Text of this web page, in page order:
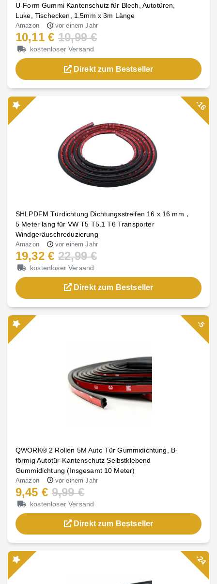
U-Form Gummi Kantenschutz für Blech, Autotüren,
Luke, Tischecken, 1.5mm x 3m Länge
Amazon vor einem Jahr
10,11 € 10,99 €
kostenloser Versand
Direkt zum Bestseller
SHLPDFM Türdichtung Dichtungsstreifen 16 x 16 mm，
5 Meter lang für VW T5 T5.1 T6 Transporter
Windgeräuschreduzierung
Amazon vor einem Jahr
19,32 € 22,99 €
kostenloser Versand
Direkt zum Bestseller
-16
QWORK® 2 Rollen 5M Auto Tür Gummidichtung, B-
förmig Autotür-Kantenschutz Selbstklebend
Gummidichtung (Insgesamt 10 Meter)
Amazon vor einem Jahr
9,45 € 9,99 €
kostenloser Versand
Direkt zum Bestseller
-5
-24